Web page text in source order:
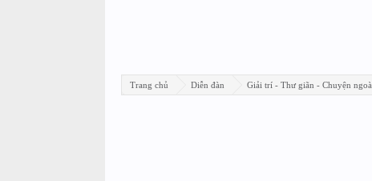
Trang chủ Diễn đàn Giải trí - Thư giãn - Chuyện